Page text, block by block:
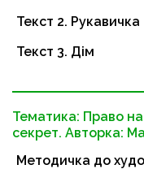
Текст 2. Рукавичка
Текст 3. Дім
Тематика: Право
секрет. Авторка:
Методичка до